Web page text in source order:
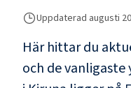
Uppdaterad augusti
Här hittar du
och de vanligaste